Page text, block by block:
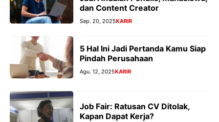
dan Content Creator
Sep. 20, 2025KARIR
5 Hal Ini Jadi Pertanda Kamu Siap
Pindah Perusahaan
Agu. 12, 2025KARIR
Job Fair: Ratusan CV Ditolak,
Kapan Dapat Kerja?